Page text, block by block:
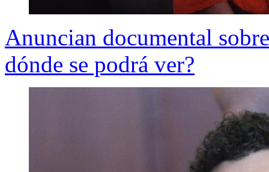
Anuncian documental
dónde se podrá ver?